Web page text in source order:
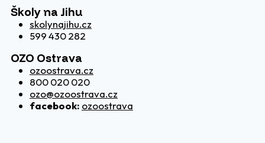
Školy na Jihu
skolynajihu.cz
599 430 282
OZO Ostrava
ozoostrava.cz
800 020 020
ozo@ozoostrava.cz
facebook: ozoostrava